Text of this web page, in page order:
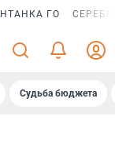
ГО
Судьба бюджета